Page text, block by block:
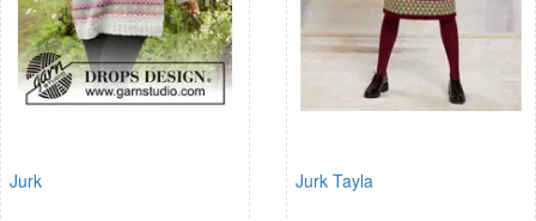
Jurk Jurk Tayla